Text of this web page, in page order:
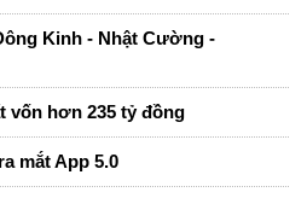
Kinh - Nhật Cường -
vốn hơn 235 tỷ đồng
mắt App 5.0